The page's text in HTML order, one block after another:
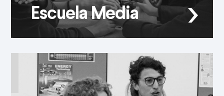
Escuela Media